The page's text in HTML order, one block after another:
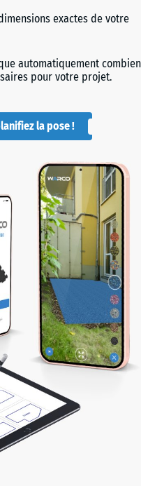
exactes de votre
automatiquement combien
pour votre projet.
la pose !